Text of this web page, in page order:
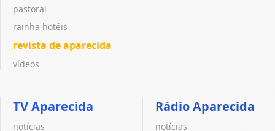
pastoral
rainha hotéis
revista de aparecida
vídeos
TV Aparecida
notícias
Rádio Aparecida
notícias